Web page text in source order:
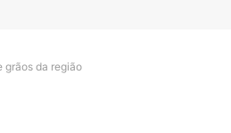
grãos da região